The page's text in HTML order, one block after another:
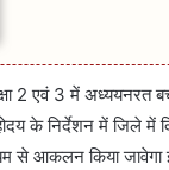
2 एवं 3 में अध्ययनरत
के निर्देशन में जिले में
से आकलन किया जावेगा